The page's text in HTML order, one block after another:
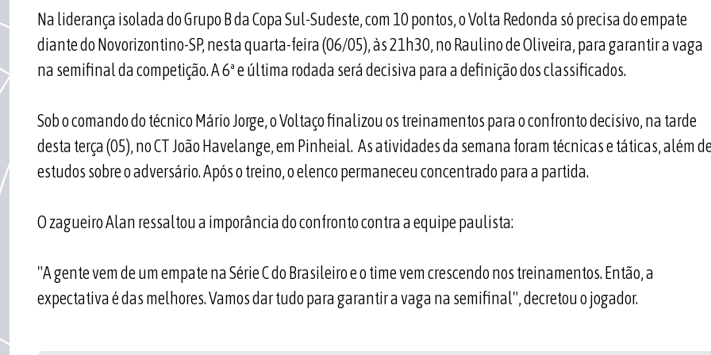
Na liderança isolada do Grupo B da Copa Sul-Sudeste, com 10 pontos, o Volta Redonda só precisa do empate
diante do Novorizontino-SP, nesta quarta-feira (06/05), às 21h30, no Raulino de Oliveira, para garantir a vaga
na semifinal da competição. A 6ª e última rodada será decisiva para a definição dos classificados.
Sob o comando do técnico Mário Jorge, o Voltaço finalizou os treinamentos para o confronto decisivo, na tarde
desta terça (05), no CT João Havelange, em Pinheial. As atividades da semana foram técnicas e táticas, além
estudos sobre o adversário. Após o treino, o elenco permaneceu concentrado para a partida.
O zagueiro Alan ressaltou a imporância do confronto contra a equipe paulista:
"A gente vem de um empate na Série C do Brasileiro e o time vem crescendo nos treinamentos. Então, a
expectativa é das melhores. Vamos dar tudo para garantir a vaga na semifinal", decretou o jogador.